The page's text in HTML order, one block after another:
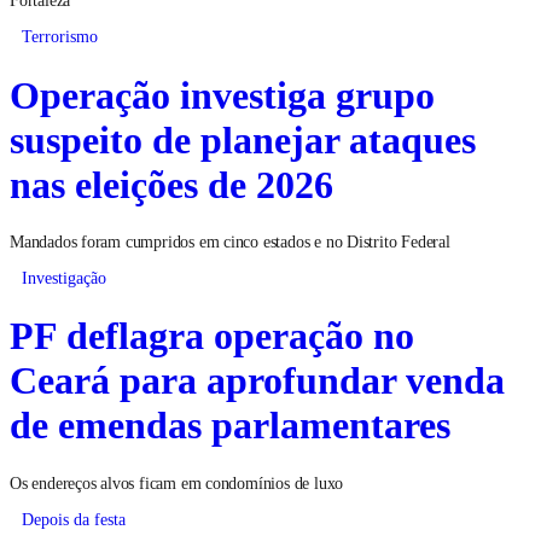
Terrorismo
Operação investiga grupo
suspeito de planejar ataques
nas eleições de 2026
Mandados foram cumpridos em cinco estados e no Distrito Federal
Investigação
PF deflagra operação no
Ceará para aprofundar venda
de emendas parlamentares
Os endereços alvos ficam em condomínios de luxo
Depois da festa